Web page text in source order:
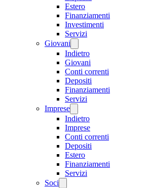
Estero
Finanziamenti
Investimenti
Servizi
Giovani
Indietro
Giovani
Conti correnti
Depositi
Finanziamenti
Servizi
Imprese
Indietro
Imprese
Conti correnti
Depositi
Estero
Finanziamenti
Servizi
Soci